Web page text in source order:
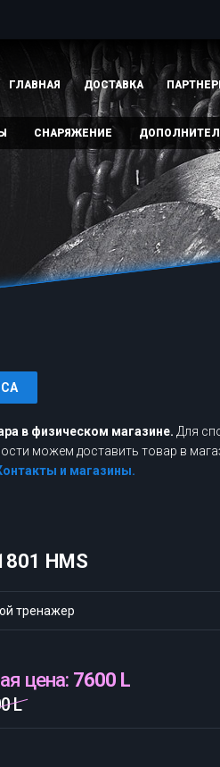
ГЛАВНАЯ ДОСТАВКА
СНАРЯЖЕНИЕ
в физическом магазине. Для
можем доставить товар в
и магазины.
HMS
тренажер
цена: 7600 L
L